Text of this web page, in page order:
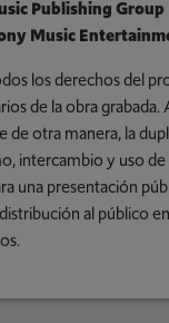
Publishing Group
Music
los derechos del
de la obra grabada.
de otra manera, la
intercambio y uso
una presentación
al público